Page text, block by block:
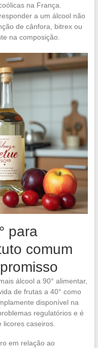
na França.
a um álcool não
de cânfora, bitrex ou
na composição.
para
comum
álcool a 90° alimentar,
de frutas a 40° como
disponível na
regulatórios e é
licores caseiros.
em relação ao